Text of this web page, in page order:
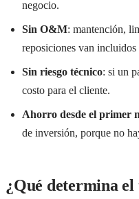
negocio.
Sin O&M: mantención,
reposiciones van incluidos
Sin riesgo técnico: si un
costo para el cliente.
Ahorro desde el primer
de inversión, porque no
¿Qué determina